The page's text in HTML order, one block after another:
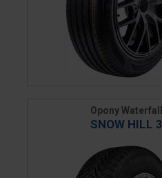
Opony Waterfall
SNOW HILL 3